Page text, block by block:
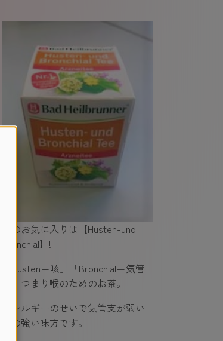
私のお気に入りは【Husten-und
Bronchial】!
「Husten＝咳」「Bronchial＝気管
支」つまり喉のためのお茶。
アレルギーのせいで気管支が弱い
私の強い味方です。